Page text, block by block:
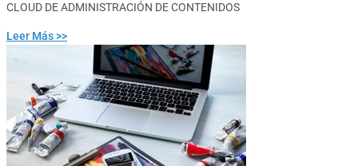
CLOUD DE ADMINISTRACIÓN DE CONTENIDOS
Leer Más >>